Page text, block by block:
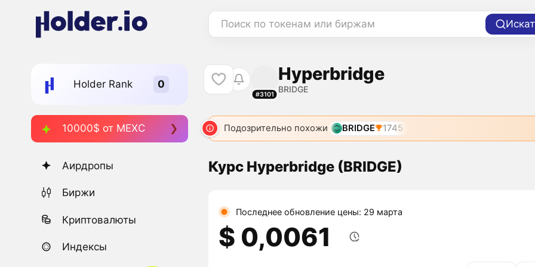
Поиск по токенам или биржам
Holder Rank
10000$ от MEXC
Аирдропы
Биржи
Криптовалюты
Индексы
#3101
Hyperbridge
BRIDGE
Подозрительно похожи BRIDGE 1745
Курс Hyperbridge (BRIDGE)
Последнее обновление цены: 29 марта
$ 0,0061